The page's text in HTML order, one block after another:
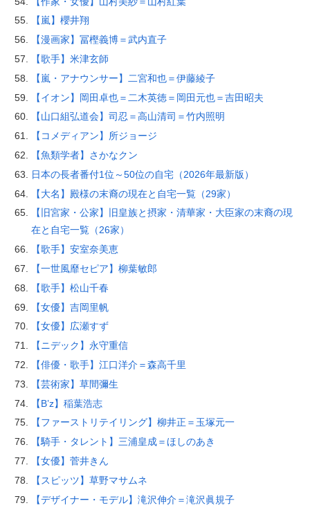
【嵐】櫻井翔
【漫画家】冨樫義博＝武内直子
【歌手】米津玄師
【嵐・アナウンサー】二宮和也＝伊藤綾子
【イオン】岡田卓也＝二木英徳＝岡田元也＝吉田昭夫
【山口組弘道会】司忍＝高山清司＝竹内照明
【コメディアン】所ジョージ
【魚類学者】さかなクン
日本の長者番付1位～50位の自宅（2026年最新版）
【大名】殿様の末裔の現在と自宅一覧（29家）
【旧宮家・公家】旧皇族と摂家・清華家・大臣家の末裔の現
在と自宅一覧（26家）
【歌手】安室奈美恵
【一世風靡セピア】柳葉敏郎
【歌手】松山千春
【女優】吉岡里帆
【女優】広瀬すず
【ニデック】永守重信
【俳優・歌手】江口洋介＝森高千里
【芸術家】草間彌生
【B’z】稲葉浩志
【ファーストリテイリング】柳井正＝玉塚元一
【騎手・タレント】三浦皇成＝ほしのあき
【女優】菅井きん
【スピッツ】草野マサムネ
【デザイナー・モデル】滝沢伸介＝滝沢眞規子